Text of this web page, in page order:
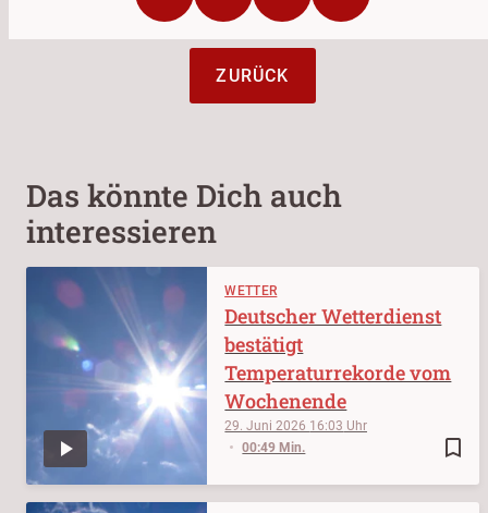
ZURÜCK
Das könnte Dich auch
interessieren
WETTER
bookmark_border
29. Juni 2026 16:03
00:49 Min.
Deutscher Wetterdienst
bestätigt
Temperaturrekorde vom
Wochenende